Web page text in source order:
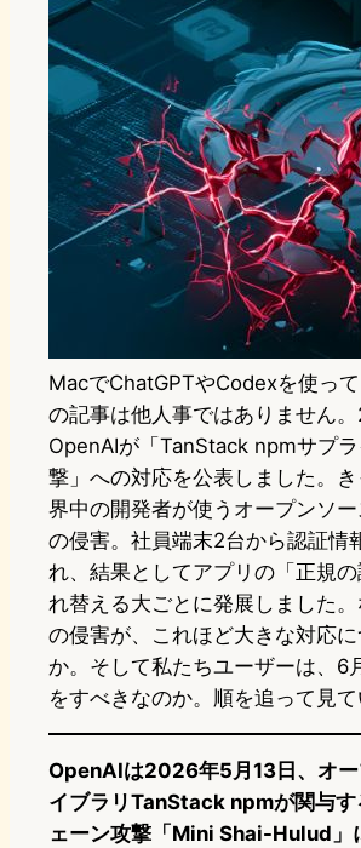
MacでChatGPTやCodexを使っ
の記事は他人事ではありません。
OpenAIが「TanStack npmサプ
撃」への対応を公表しました。
界中の開発者が使うオープンソー
の侵害。社員端末2台から認証情
れ、結果としてアプリの「正規
れ替える大ごとに発展しました
の侵害が、これほど大きな対応
か。そして私たちユーザーは、6
をすべきなのか。順を追って見て
OpenAIは2026年5月13日、オー
イブラリTanStack npmが関与す
ェーン攻撃「Mini Shai-Hulud」